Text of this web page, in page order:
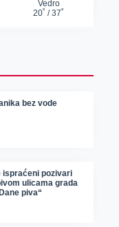
bez vode
ispraćeni pozivari
ulicama grada
piva“